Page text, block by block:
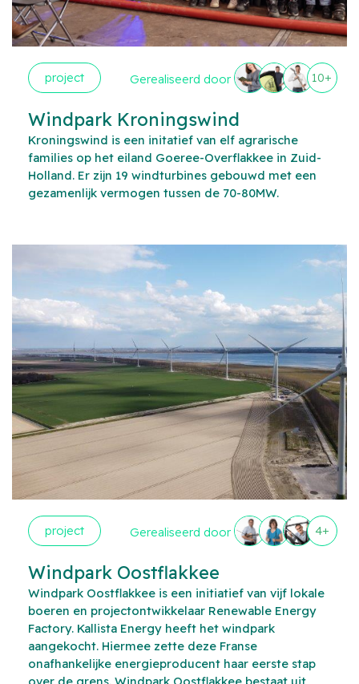
project Gerealiseerd door 10+
Windpark Kroningswind
Kroningswind is een initatief van elf agrarische
families op het eiland Goeree-Overflakkee in Zuid-
Holland. Er zijn 19 windturbines gebouwd met een
gezamenlijk vermogen tussen de 70-80MW.
project Gerealiseerd door 4+
Windpark Oostflakkee
Windpark Oostflakkee is een initiatief van vijf lokale
boeren en projectontwikkelaar Renewable Energy
Factory. Kallista Energy heeft het windpark
aangekocht. Hiermee zette deze Franse
onafhankelijke energieproducent haar eerste stap